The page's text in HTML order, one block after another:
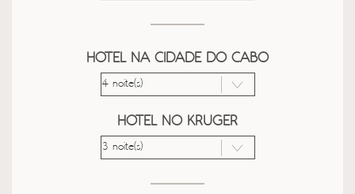
HOTEL NA CIDADE DO CABO
HOTEL NO KRUGER